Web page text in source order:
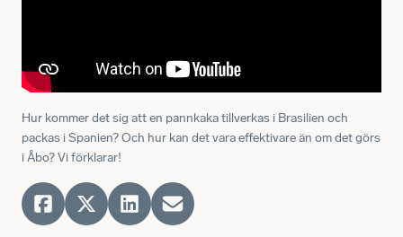
Hur kommer det sig att en pannkaka tillverkas i Brasilien och
packas i Spanien? Och hur kan det vara effektivare än om det görs
i Åbo? Vi förklarar!